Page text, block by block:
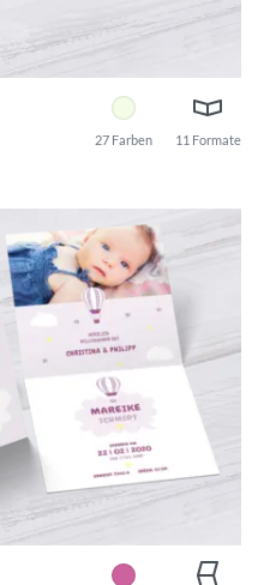
11 Formate
27 Farben